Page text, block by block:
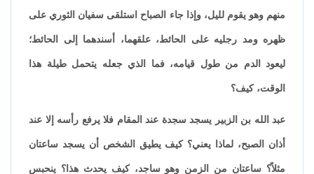
منهم وهو يقوم لليل، وإذا جاء الصباح استلقى سفيان الثوري على
ظهره ومد رجليه على الحائط، علقهما، أسندهما إلى الحائط؛
ليعود الدم من طول قيامه، فما الذي جعله يتحمل طيلة هذا
الوقت، كيف؟
عبد الله بن الزبير يسجد سجدة عند المقام فلا يرفع رأسه إلا عند
أذان الصبح، لماذا يعني؟ كيف يطيق الشخص أن يسجد ساعتان
مثلاً؟ ساعتان من الزمن وهو ساجد، كيف يحدث هذا؟ ينحبس